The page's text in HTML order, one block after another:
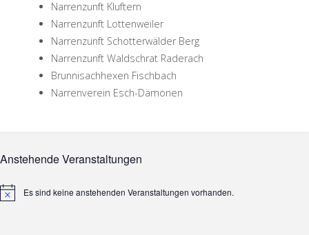
Narrenzunft Kluftern
Narrenzunft Lottenweiler
Narrenzunft Schotterwälder Berg
Narrenzunft Waldschrat Raderach
Brunnisachhexen Fischbach
Narrenverein Esch-Dämonen
Anstehende Veranstaltungen
HinweisEs sind keine anstehenden Veranstaltungen vorhanden.